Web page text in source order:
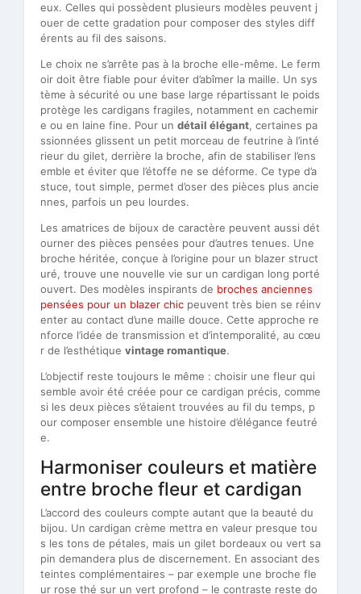
eux. Celles qui possèdent plusieurs modèles peuvent j
ouer de cette gradation pour composer des styles diff
érents au fil des saisons.
Le choix ne s’arrête pas à la broche elle-même. Le ferm
oir doit être fiable pour éviter d’abîmer la maille. Un sys
tème à sécurité ou une base large répartissant le poids
protège les cardigans fragiles, notamment en cachemir
e ou en laine fine. Pour un détail élégant, certaines pa
ssionnées glissent un petit morceau de feutrine à l’inté
rieur du gilet, derrière la broche, afin de stabiliser l’ens
emble et éviter que l’étoffe ne se déforme. Ce type d’a
stuce, tout simple, permet d’oser des pièces plus ancie
nnes, parfois un peu lourdes.
Les amatrices de bijoux de caractère peuvent aussi dét
ourner des pièces pensées pour d’autres tenues. Une
broche héritée, conçue à l’origine pour un blazer struct
uré, trouve une nouvelle vie sur un cardigan long porté
ouvert. Des modèles inspirants de broches anciennes
pensées pour un blazer chic peuvent très bien se réinv
enter au contact d’une maille douce. Cette approche re
nforce l’idée de transmission et d’intemporalité, au cœu
r de l’esthétique vintage romantique.
L’objectif reste toujours le même : choisir une fleur qui
semble avoir été créée pour ce cardigan précis, comme
si les deux pièces s’étaient trouvées au fil du temps, p
our composer ensemble une histoire d’élégance feutré
e.
Harmoniser couleurs et matière
entre broche fleur et cardigan
L’accord des couleurs compte autant que la beauté du
bijou. Un cardigan crème mettra en valeur presque tou
s les tons de pétales, mais un gilet bordeaux ou vert sa
pin demandera plus de discernement. En associant des
teintes complémentaires – par exemple une broche fle
ur rose thé sur un vert profond – le contraste reste do